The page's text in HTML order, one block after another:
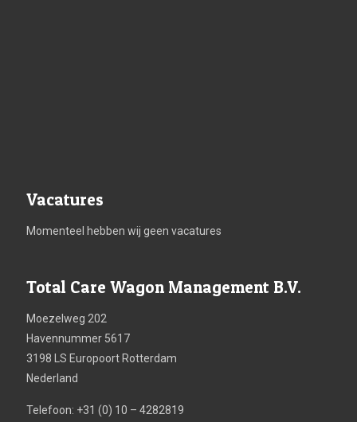
Vacatures
Momenteel hebben wij geen vacatures
Total Care Wagon Management B.V.
Moezelweg 202
Havennummer 5617
3198 LS Europoort Rotterdam
Nederland
Telefoon: +31 (0) 10 – 4282819